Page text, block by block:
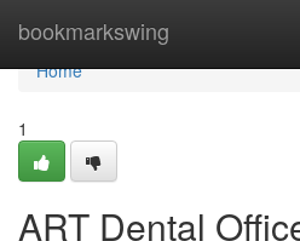
bookmarkswing
Home
Home
1
ART Dental